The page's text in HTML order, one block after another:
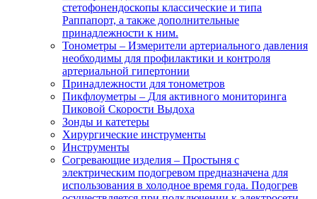
стетофонендоскопы классические и типа
Раппапорт, а также дополнительные
принадлежности к ним.
Тонометры – Измерители артериального давления
необходимы для профилактики и контроля
артериальной гипертонии
Принадлежности для тонометров
Пикфлоуметры – Для активного мониторинга
Пиковой Скорости Выдоха
Зонды и катетеры
Хирургические инструменты
Инструменты
Согревающие изделия – Простыня с
электрическим подогревом предназначена для
использования в холодное время года. Подогрев